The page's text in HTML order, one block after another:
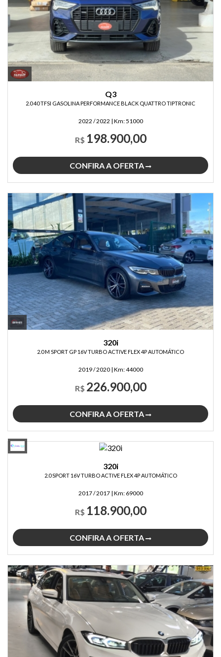
Q3
2.0 40 TFSI GASOLINA PERFORMANCE BLACK QUATTRO TIPTRONIC
2022 / 2022 | Km:51000
R$ 198.900,00
CONFIRA A OFERTA
320i
2.0 M SPORT GP 16V TURBO ACTIVE FLEX 4P AUTOMÁTICO
2019 / 2020 | Km:44000
R$ 226.900,00
CONFIRA A OFERTA
320i
2.0 SPORT 16V TURBO ACTIVE FLEX 4P AUTOMÁTICO
2017 / 2017 | Km: 69000
R$ 118.900,00
CONFIRA A OFERTA